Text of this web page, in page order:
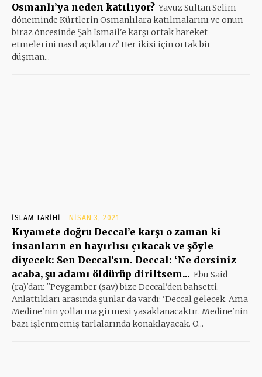
Osmanlı’ya neden katılıyor? Yavuz Sultan Selim
döneminde Kürtlerin Osmanlılara katılmalarını ve onun
biraz öncesinde Şah İsmail'e karşı ortak hareket
etmelerini nasıl açıklarız? Her ikisi için ortak bir
düşman...
İSLAM TARIHI NISAN 3, 2021
Kıyamete doğru Deccal’e karşı o zaman ki
insanların en hayırlısı çıkacak ve şöyle
diyecek: Sen Deccal’sın. Deccal: ‘Ne dersiniz
acaba, şu adamı öldürüp diriltsem... Ebu Said
(ra)'dan: ''Peygamber (sav) bize Deccal'den bahsetti.
Anlattıkları arasında şunlar da vardı: 'Deccal gelecek. Ama
Medine'nin yollarına girmesi yasaklanacaktır. Medine'nin
bazı işlenmemiş tarlalarında konaklayacak. O...